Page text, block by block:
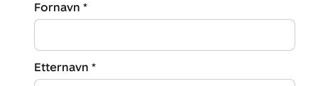
Fornavn *
Etternavn *